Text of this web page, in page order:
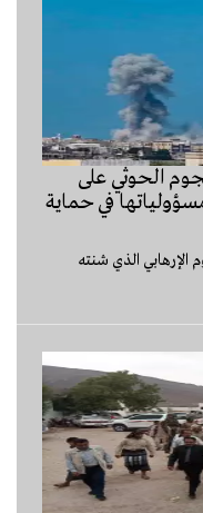
الحوثي على
في حماية
الإرهابي الذي شنته